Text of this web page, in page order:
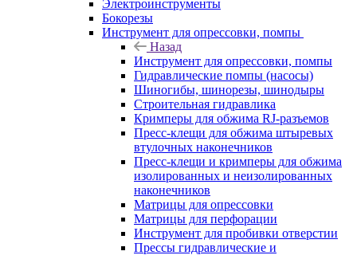
Электроинструменты
Бокорезы
Инструмент для опрессовки, помпы
Назад
Инструмент для опрессовки, помпы
Гидравлические помпы (насосы)
Шиногибы, шинорезы, шинодыры
Строительная гидравлика
Кримперы для обжима RJ-разъемов
Пресс-клещи для обжима штыревых
втулочных наконечников
Пресс-клещи и кримперы для обжима
изолированных и неизолированных
наконечников
Матрицы для опрессовки
Матрицы для перфорации
Инструмент для пробивки отверстии
Прессы гидравлические и